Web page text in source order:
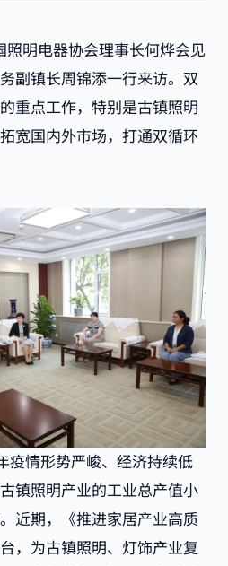
明电器协会理事长何烨会见
副镇长周锦添一行来访。双
重点工作，特别是古镇照明
宽国内外市场，打通双循环
疫情形势严峻、经济持续低
镇照明产业的工业总产值小
近期，《推进家居产业高质
，为古镇照明、灯饰产业复